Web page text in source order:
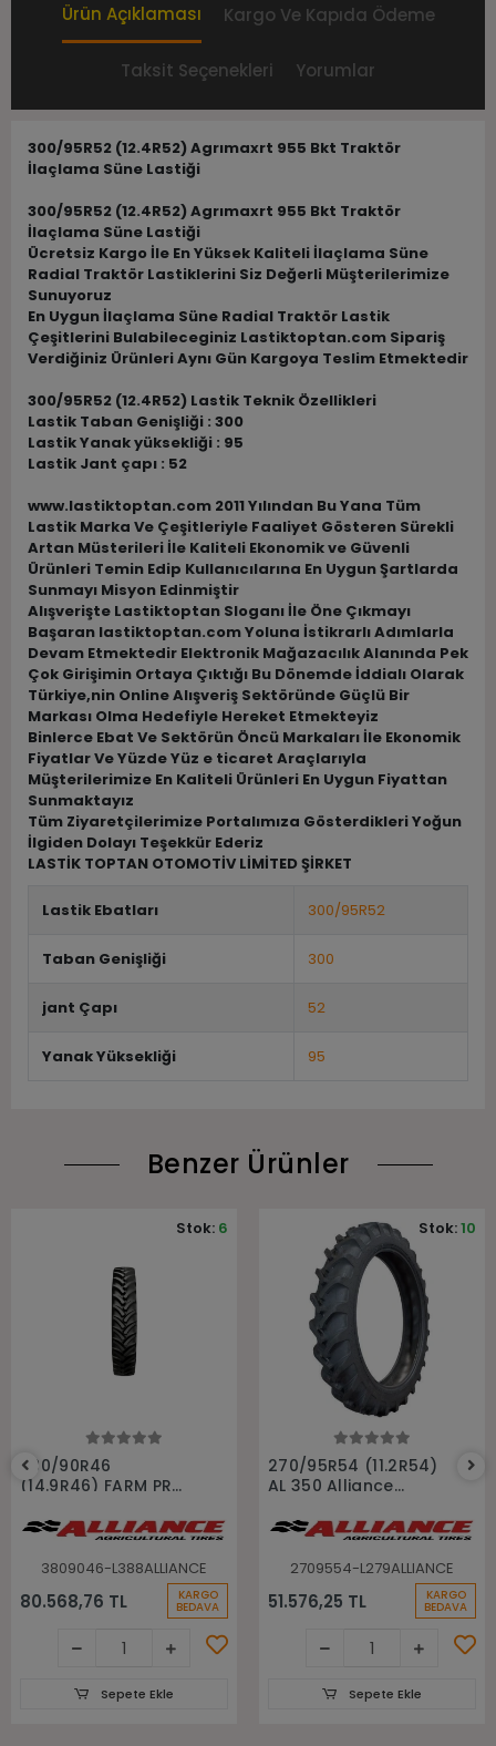
Ürün Açıklaması Kargo Ve Kapıda Ödeme
Taksit Seçenekleri Yorumlar
300/95R52 (12.4R52) Agrımaxrt 955 Bkt Traktör
İlaçlama Süne Lastiği
300/95R52 (12.4R52) Agrımaxrt 955 Bkt Traktör
İlaçlama Süne Lastiği
Ücretsiz Kargo İle En Yüksek Kaliteli İlaçlama Süne
Radial Traktör Lastiklerini Siz Değerli Müşterilerimize
Sunuyoruz
En Uygun İlaçlama Süne Radial Traktör Lastik
Çeşitlerini Bulabileceginiz Lastiktoptan.com Sipariş
Verdiğiniz Ürünleri Aynı Gün Kargoya Teslim Etmektedir
300/95R52 (12.4R52) Lastik Teknik Özellikleri
Lastik Taban Genişliği : 300
Lastik Yanak yüksekliği : 95
Lastik Jant çapı : 52
www.lastiktoptan.com 2011 Yılından Bu Yana Tüm
Lastik Marka Ve Çeşitleriyle Faaliyet Gösteren Sürekli
Artan Müsterileri İle Kaliteli Ekonomik ve Güvenli
Ürünleri Temin Edip Kullanıcılarına En Uygun Şartlarda
Sunmayı Misyon Edinmiştir
Alışverişte Lastiktoptan Sloganı İle Öne Çıkmayı
Başaran lastiktoptan.com Yoluna İstikrarlı Adımlarla
Devam Etmektedir Elektronik Mağazacılık Alanında Pek
Çok Girişimin Ortaya Çıktığı Bu Dönemde İddialı Olarak
Türkiye,nin Online Alışveriş Sektöründe Güçlü Bir
Markası Olma Hedefiyle Hereket Etmekteyiz
Binlerce Ebat Ve Sektörün Öncü Markaları İle Ekonomik
Fiyatlar Ve Yüzde Yüz e ticaret Araçlarıyla
Müşterilerimize En Kaliteli Ürünleri En Uygun Fiyattan
Sunmaktayız
Tüm Ziyaretçilerimize Portalımıza Gösterdikleri Yoğun
İlgiden Dolayı Teşekkür Ederiz
LASTİK TOPTAN OTOMOTİV LİMİTED ŞİRKET
Lastik Ebatları 300/95R52
Taban Genişliği 300
jant Çapı 52
Yanak Yüksekliği 95
Benzer Ürünler
380/90R46
(14.9R46) FARM PRO
Traktör İlaçlama
Süne Lastiği
3809046-L388ALLIANCE
80.568,76 TL KARGO
BEDAVA
Stok: 6
Sepete Ekle
Sepete Ekle
270/95R54 (11.2R54)
AL 350 Alliance
Süne Lastiği
2709554-L279ALLIANCE
51.576,25 TL KARGO
BEDAVA
Stok:10
Sepete Ekle